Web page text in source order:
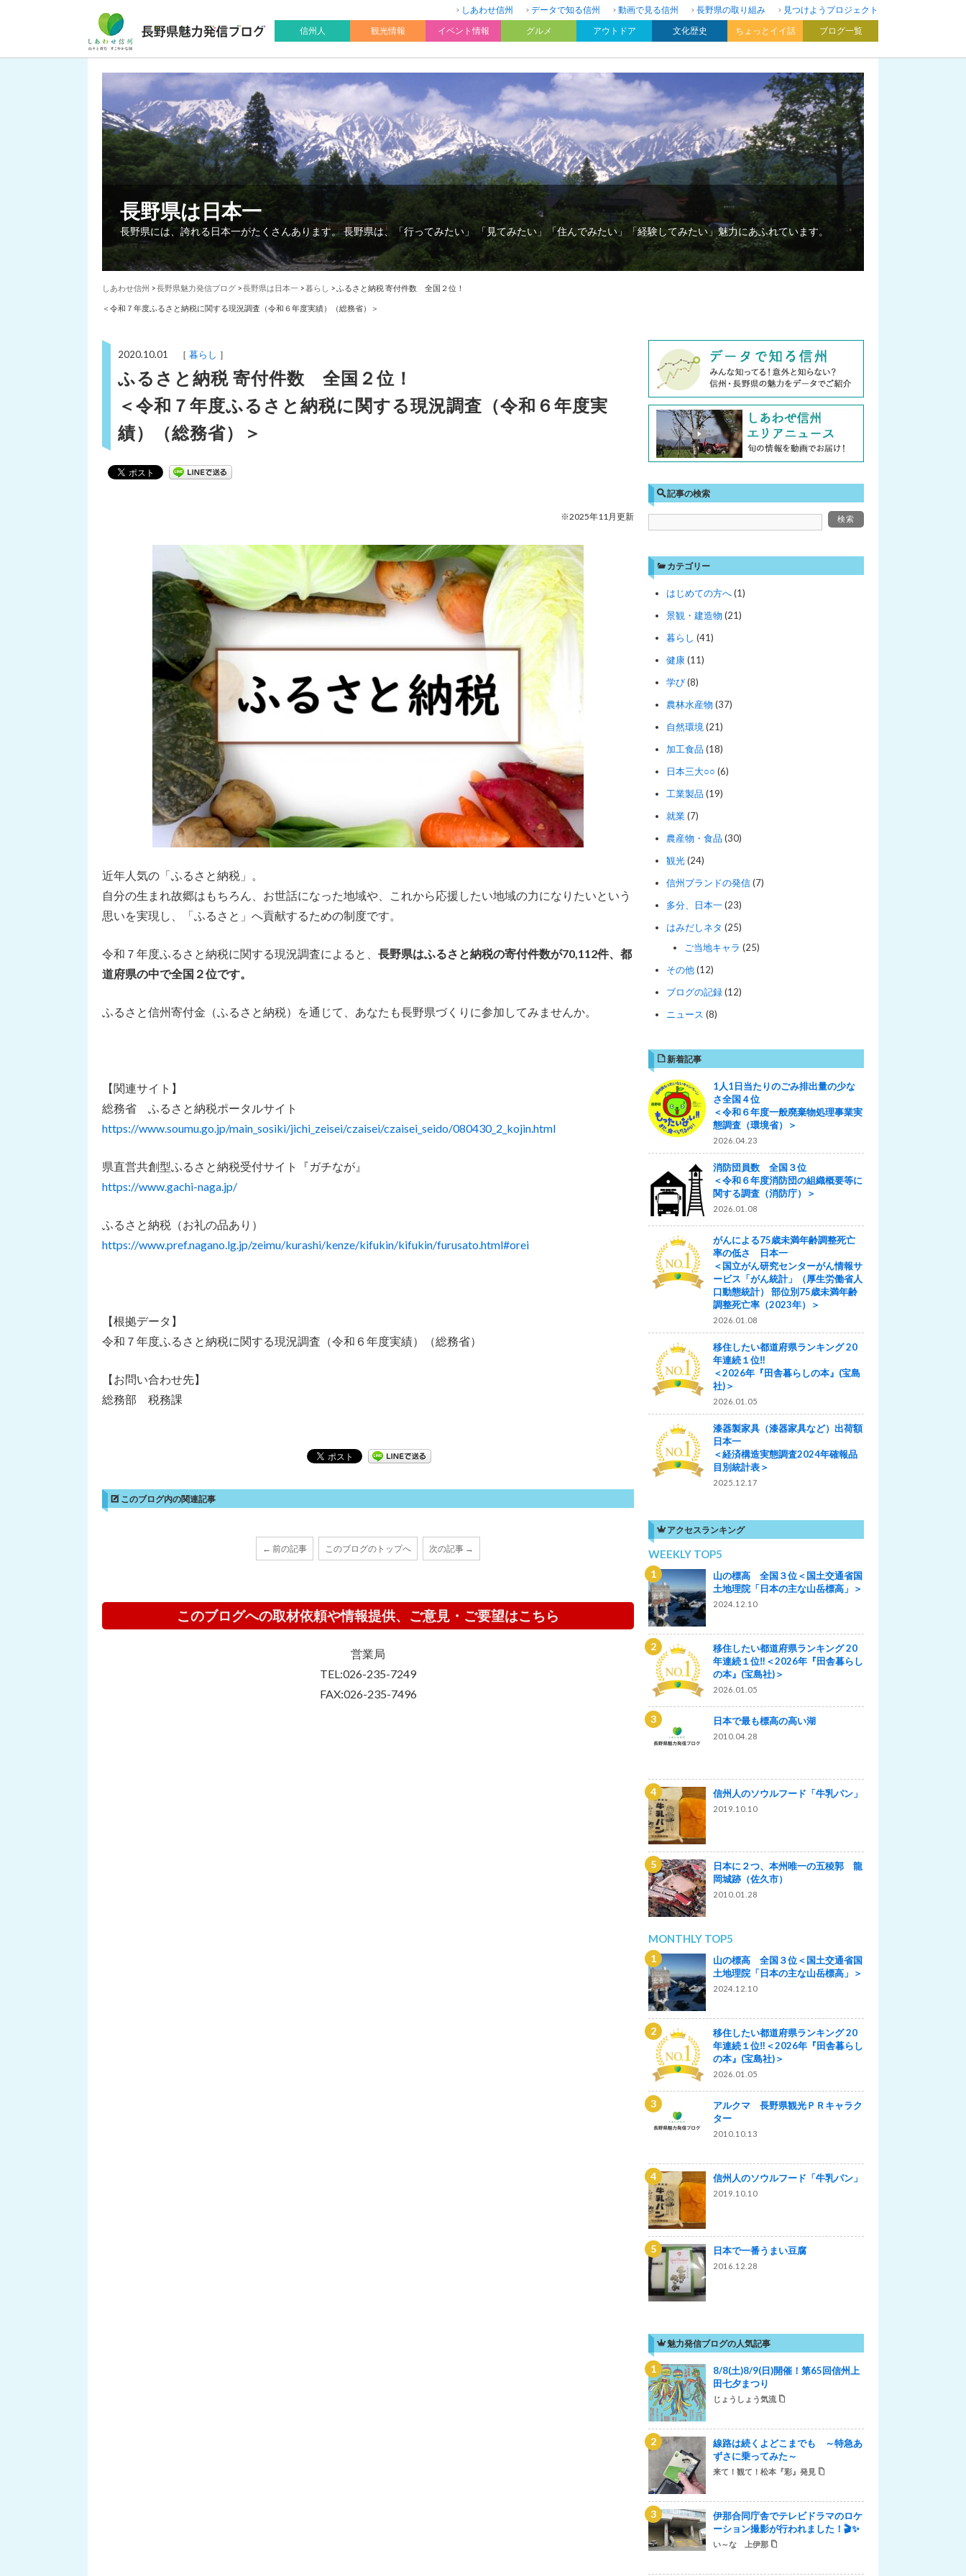
しあわせ信州 データで知る信州 動画で見る信州 長野県の取り組み
見つけようプロジェクト
信州人
観光情報 イベント情報 グルメ アウトドア 文化歴史 ちょっとイイ話 ブログ一覧
長野県は日本一
長野県には、誇れる日本一がたくさんあります。 長野県は、「行ってみたい」 「見てみたい」「住んでみたい」「経験してみたい」魅力にあふれています。
しあわせ信州 >長野県魅力発信ブログ >長野県は日本一 > 暮らし > ふるさと納税 寄付件数 全国２位！
＜令和７年度ふるさと納税に関する現況調査（令和６年度実績）（総務省）＞
2020.10.01 ［ 暮らし ］
ふるさと納税 寄付件数 全国２位！
＜令和７年度ふるさと納税に関する現況調査（令和６年度実
績）（総務省）＞
※2025年11月更新
近年人気の「ふるさと納税」。
自分の生まれ故郷はもちろん、お世話になった地域や、これから応援したい地域の力になりたいという
思いを実現し、「ふるさと」へ貢献するための制度です。
令和７年度ふるさと納税に関する現況調査によると、 長野県はふるさと納税の寄付件数が70,112件、都
道府県の中で全国２位です。
ふるさと信州寄付金（ふるさと納税）を通じて、あなたも長野県づくりに参加してみませんか。
【関連サイト】
総務省 ふるさと納税ポータルサイト
https://www.soumu.go.jp/main_sosiki/jichi_zeisei/czaisei/czaisei_seido/080430_2_kojin.html
県直営共創型ふるさと納税受付サイト『ガチなが』
https://www.gachi-naga.jp/
ふるさと納税（お礼の品あり）
https://www.pref.nagano.lg.jp/zeimu/kurashi/kenze/kifukin/kifukin/furusato.html#orei
【根拠データ】
令和７年度ふるさと納税に関する現況調査（令和６年度実績）（総務省）
【お問い合わせ先】
総務部 税務課
このブログ内の関連記事
← 前の記事 このブログのトップへ 次の記事 →
このブログへの取材依頼や情報提供、ご意見・ご要望はこちら
営業局
TEL:026-235-7249
FAX:026-235-7496
記事の検索
カテゴリー
はじめての方へ(1)
景観・建造物 (21)
暮らし (41)
健康(11)
学び(8)
農林水産物 (37)
自然環境 (21)
加工食品 (18)
日本三大○○ (6)
工業製品 (19)
就業(7)
農産物・食品 (30)
観光(24)
信州ブランドの発信(7)
多分、日本一(23)
はみだしネタ (25)
ご当地キャラ (25)
その他(12)
ブログの記録(12)
ニュース (8)
新着記事
1人1日当たりのごみ排出量の少な
さ全国４位
＜令和６年度一般廃棄物処理事業実
態調査（環境省）＞
2026.04.23
消防団員数 全国３位
＜令和６年度消防団の組織概要等に
関する調査（消防庁）＞
2026.01.08
がんによる75歳未満年齢調整死亡
率の低さ 日本一
＜国立がん研究センターがん情報サ
ービス「がん統計」（厚生労働省人
口動態統計） 部位別75歳未満年齢
調整死亡率（2023年）＞
2026.01.08
移住したい都道府県ランキング 20
年連続１位‼
＜2026年『田舎暮らしの本』(宝島
社)＞
2026.01.05
漆器製家具（漆器家具など）出荷額
日本一
＜経済構造実態調査2024年確報品
目別統計表＞
2025.12.17
アクセスランキング
WEEKLY TOP5
山の標高 全国３位＜国土交通省国
土地理院「日本の主な山岳標高」＞
2024.12.10
移住したい都道府県ランキング 20
年連続１位‼＜2026年『田舎暮らし
の本』(宝島社)＞
2026.01.05
日本で最も標高の高い湖
2010.04.28
信州人のソウルフード「牛乳パン」
2019.10.10
日本に２つ、本州唯一の五稜郭 龍
岡城跡（佐久市）
2010.01.28
MONTHLY TOP5
山の標高 全国３位＜国土交通省国
土地理院「日本の主な山岳標高」＞
2024.12.10
移住したい都道府県ランキング 20
年連続１位‼＜2026年『田舎暮らし
の本』(宝島社)＞
2026.01.05
アルクマ 長野県観光ＰＲキャラク
ター
2010.10.13
信州人のソウルフード「牛乳パン」
2019.10.10
日本で一番うまい豆腐
2016.12.28
魅力発信ブログの人気記事
8/8(土)8/9(日)開催！第65回信州上
田七夕まつり
じょうしょう気流
線路は続くよどこまでも ～特急あ
ずさに乗ってみた～
来て！観て！松本『彩』発見
伊那合同庁舎でテレビドラマのロケ
ーション撮影が行われました！🎬✨
い～な 上伊那